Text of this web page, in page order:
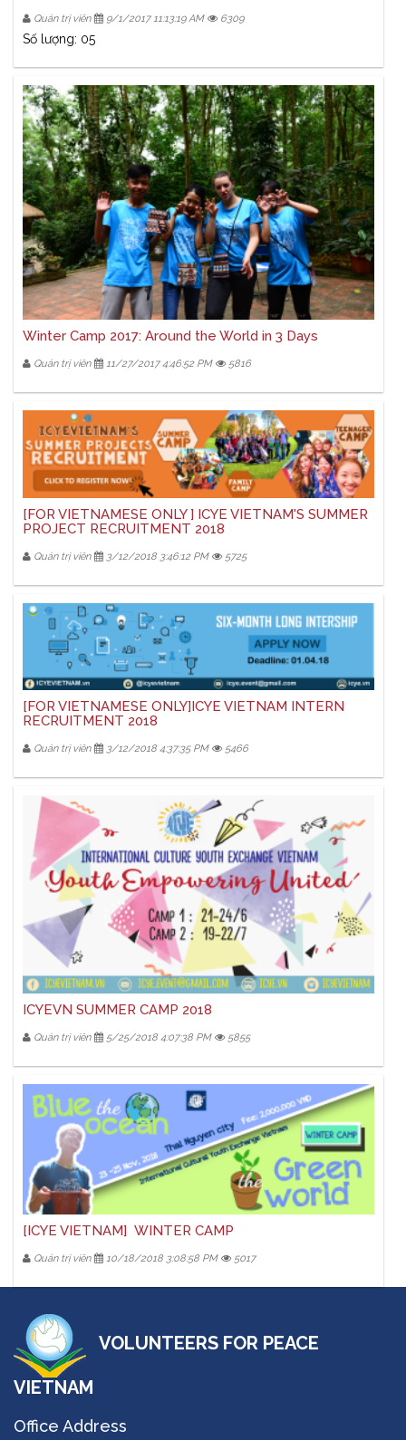
Quản trị viên 9/1/2017 11:13:19 AM 6309
Số lượng: 05
Winter Camp 2017: Around the World in 3 Days
Quản trị viên 11/27/2017 4:46:52 PM 5816
[FOR VIETNAMESE ONLY ] ICYE VIETNAM'S SUMMER
PROJECT RECRUITMENT 2018
Quản trị viên 3/12/2018 3:46:12 PM 5725
[FOR VIETNAMESE ONLY]ICYE VIETNAM INTERN
RECRUITMENT 2018
Quản trị viên 3/12/2018 4:37:35 PM 5466
ICYEVN SUMMER CAMP 2018
Quản trị viên 5/25/2018 4:07:38 PM 5855
[ICYE VIETNAM] WINTER CAMP
Quản trị viên 10/18/2018 3:08:58 PM 5017
VOLUNTEERS FOR PEACE
VIETNAM
Office Address